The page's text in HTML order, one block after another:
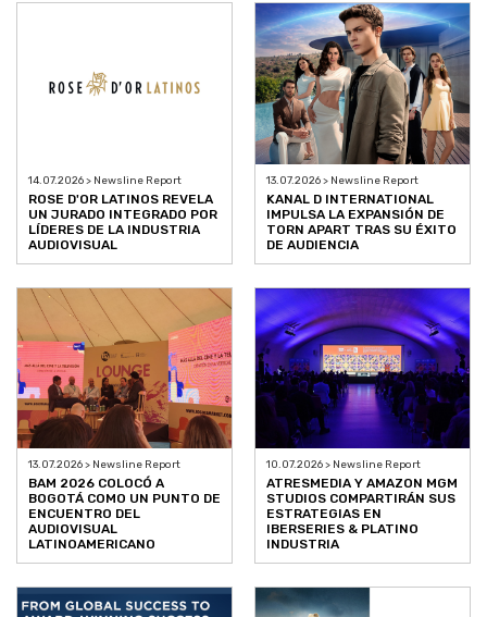
14.07.2026 > Newsline Report
ROSE D'OR LATINOS REVELA
UN JURADO INTEGRADO POR
LÍDERES DE LA INDUSTRIA
AUDIOVISUAL
13.07.2026 > Newsline Report
KANAL D INTERNATIONAL
IMPULSA LA EXPANSIÓN DE
TORN APART TRAS SU ÉXITO
DE AUDIENCIA
13.07.2026 > Newsline Report
BAM 2026 COLOCÓ A
BOGOTÁ COMO UN PUNTO DE
ENCUENTRO DEL
AUDIOVISUAL
LATINOAMERICANO
10.07.2026 > Newsline Report
ATRESMEDIA Y AMAZON MGM
STUDIOS COMPARTIRÁN SUS
ESTRATEGIAS EN
IBERSERIES & PLATINO
INDUSTRIA